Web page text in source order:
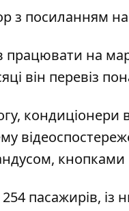
з посиланням на
на
він перевіз
кондиціонери
пасажирів, із